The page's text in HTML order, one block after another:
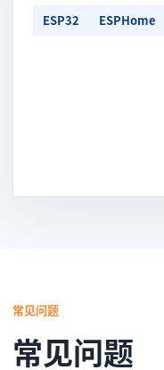
ESP32 ESPHome
常见问题
常见问题